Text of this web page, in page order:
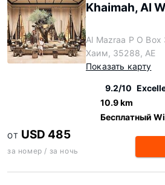
Khaimah, Al
Al Mazraa P O
Хаим, 35288, AE
Показать карту
9.2/10
10.9 km
Бесплатный
ОТ USD 485
за номер / за ночь